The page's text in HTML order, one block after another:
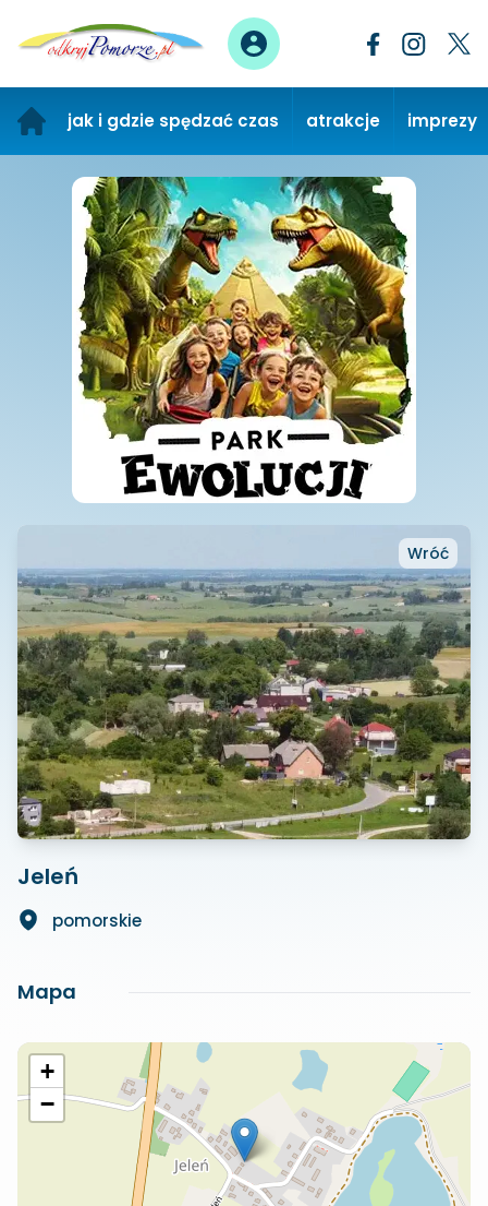
jak i gdzie spędzać czas atrakcje imprezy
Wróć
Jeleń
pomorskie
Mapa
+
−